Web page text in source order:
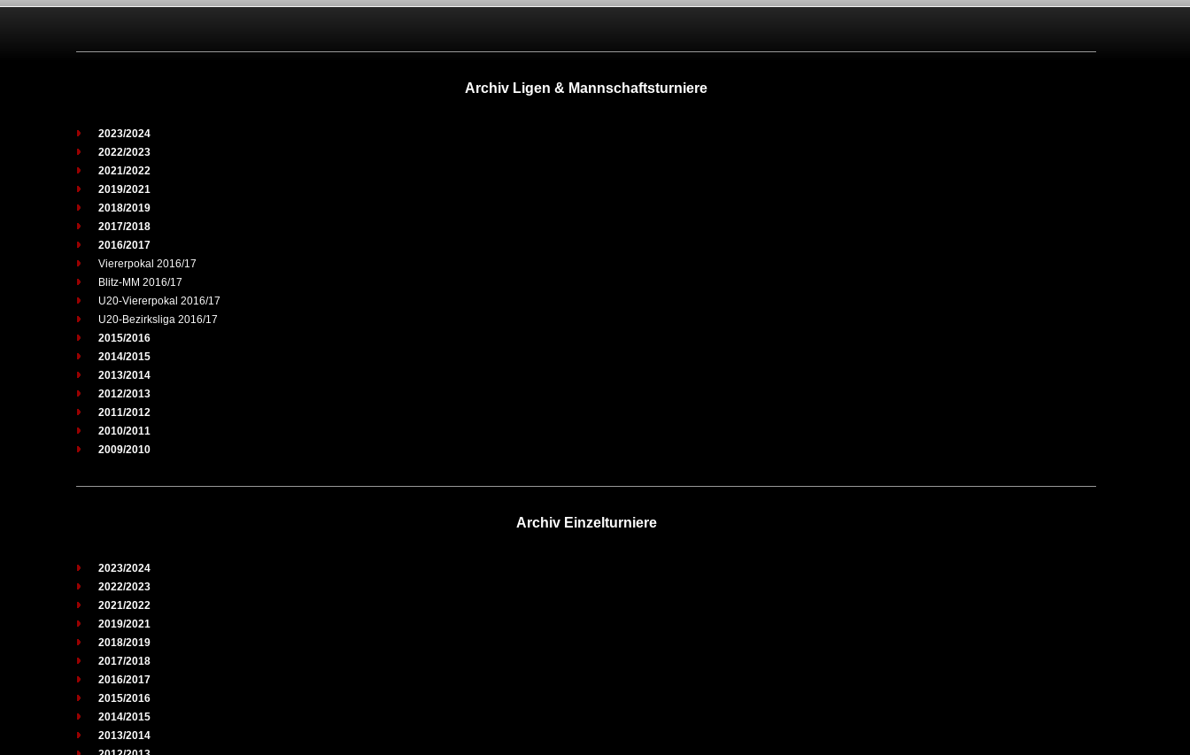
Archiv Ligen & Mannschaftsturniere
2023/2024
2022/2023
2021/2022
2019/2021
2018/2019
2017/2018
2016/2017
Viererpokal 2016/17
Blitz-MM 2016/17
U20-Viererpokal 2016/17
U20-Bezirksliga 2016/17
2015/2016
2014/2015
2013/2014
2012/2013
2011/2012
2010/2011
2009/2010
Archiv Einzelturniere
2023/2024
2022/2023
2021/2022
2019/2021
2018/2019
2017/2018
2016/2017
2015/2016
2014/2015
2013/2014